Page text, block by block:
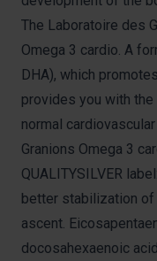
The Laboratoire des
Omega 3 cardio. A
DHA), which
provides you with
normal
Granions Omega 3
QUALITYSILVER
better stabilization
ascent.
docosahexaenoic